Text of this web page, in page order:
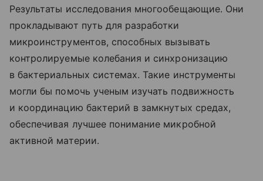
Результаты исследования многообещающие. Они
прокладывают путь для разработки
микроинструментов, способных вызывать
контролируемые колебания и синхронизацию
в бактериальных системах. Такие инструменты
могли бы помочь ученым изучать подвижность
и координацию бактерий в замкнутых средах,
обеспечивая лучшее понимание микробной
активной материи.